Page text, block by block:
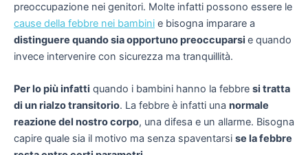
preoccupazione nei genitori. Molte infatti possono essere le
cause della febbre nei bambini e bisogna imparare a
distinguere quando sia opportuno preoccuparsi e quando
invece intervenire con sicurezza ma tranquillità.
Per lo più infatti quando i bambini hanno la febbre si tratta
di un rialzo transitorio. La febbre è infatti una normale
reazione del nostro corpo, una difesa e un allarme. Bisogna
capire quale sia il motivo ma senza spaventarsi se la febbre